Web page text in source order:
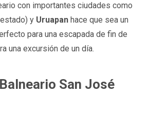
con importantes ciudades como
y Uruapan hace que sea un
para una escapada de fin de
una excursión de un día.
San José